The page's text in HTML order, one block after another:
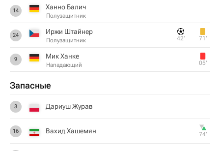
14 Ханно Балич
Полузащитник
24 Иржи Штайнер
Полузащитник 42‎’‎ 71‎’‎
9 Мик Ханке
Нападающий 05‎’‎
Запасные
3 Дариуш Журав
16 Вахид Хашемян 74‎’‎